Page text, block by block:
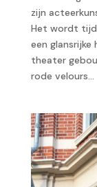
zijn
Het wordt
een
theater
rode velours...